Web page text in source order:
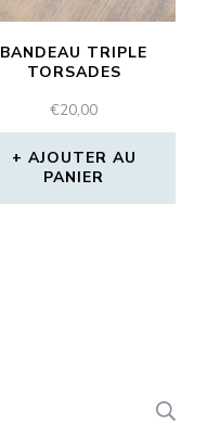
BANDEAU TRIPLE
TORSADES
€20,00
AJOUTER AU
PANIER